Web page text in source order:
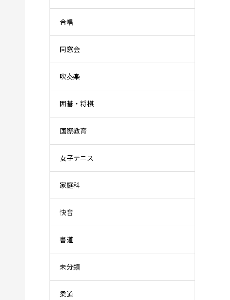
合唱
同窓会
吹奏楽
囲碁・将棋
国際教育
女子テニス
家庭科
快音
書道
未分類
柔道